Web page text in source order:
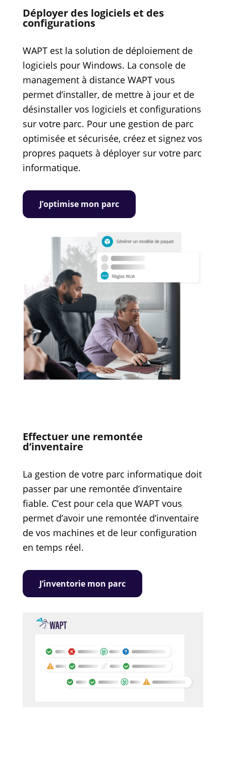
Déployer des logiciels et des
configurations
WAPT est la solution de déploiement de
logiciels pour Windows. La console de
management à distance WAPT vous
permet d’installer, de mettre à jour et de
désinstaller vos logiciels et configurations
sur votre parc. Pour une gestion de parc
optimisée et sécurisée, créez et signez vos
propres paquets à déployer sur votre parc
informatique.
J’optimise mon parc
Effectuer une remontée
d’inventaire
La gestion de votre parc informatique doit
passer par une remontée d’inventaire
fiable. C’est pour cela que WAPT vous
permet d’avoir une remontée d’inventaire
de vos machines et de leur configuration
en temps réel.
J’inventorie mon parc